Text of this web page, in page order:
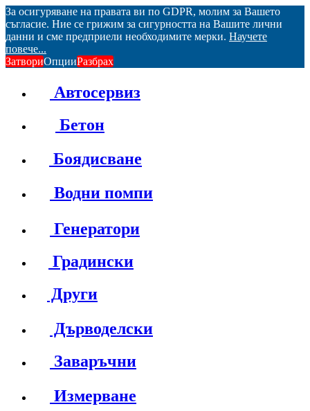
За осигуряване на правата ви по GDPR, молим за Вашето
съгласие. Ние се грижим за сигурността на Вашите лични
данни и сме предприели необходимите мерки. Научете
повече...
ЗатвориОпцииРазбрах
Автосервиз
Бетон
Боядисване
Водни помпи
Генератори
Градински
Други
Дърводелски
Заваръчни
Измерване